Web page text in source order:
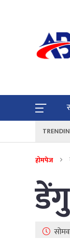
होमपेज